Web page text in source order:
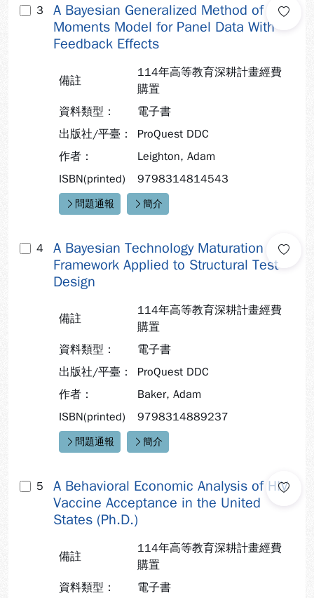
3
A Bayesian Generalized Method of
Moments Model for Panel Data With
Feedback Effects
備註
114年高等教育深耕計畫經費
購置
資料類型：
電子書
出版社/平臺：
ProQuest DDC
作者：
Leighton, Adam
ISBN(printed)
9798314814543
快速連結：
問題通報 簡介
4
A Bayesian Technology Maturation
Framework Applied to Structural Test
Design
備註
114年高等教育深耕計畫經費
購置
資料類型：
電子書
出版社/平臺：
ProQuest DDC
作者：
Baker, Adam
ISBN(printed)
9798314889237
快速連結：
問題通報 簡介
5
A Behavioral Economic Analysis of HIV
Vaccine Acceptance in the United
States (Ph.D.)
備註
114年高等教育深耕計畫經費
購置
資料類型：
電子書